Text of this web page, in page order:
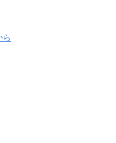
ら